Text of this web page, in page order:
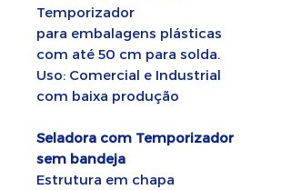
Temporizador
para embalagens plásticas
com até 50 cm para solda.
Uso: Comercial e Industrial
com baixa produção
Seladora com Temporizador
sem bandeja
Estrutura em chapa